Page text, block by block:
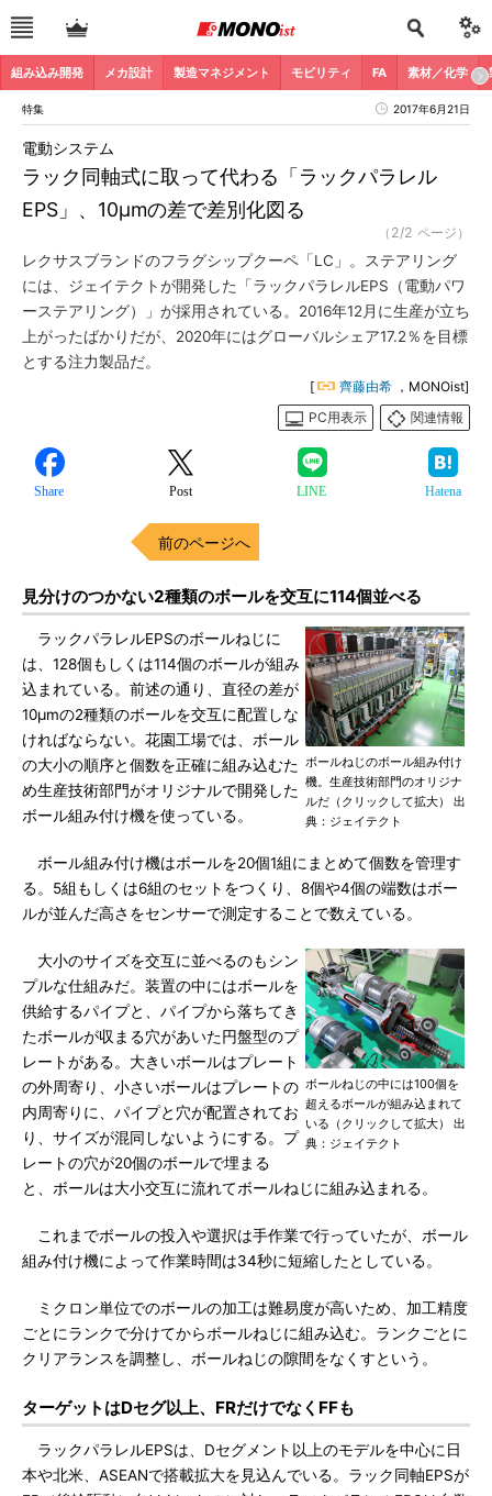
組み込み開発 メカ設計 製造マネジメント モビリティ FA 素材／化学
特集 2017年6月21日
ラック同軸式に取って代わる「ラックパラレル
EPS」、10μmの差で差別化図る
電動システム
（2/2 ページ）
レクサスブランドのフラグシップクーペ「LC」。ステアリング
には、ジェイテクトが開発した「ラックパラレルEPS（電動パワ
ーステアリング）」が採用されている。2016年12月に生産が立ち
上がったばかりだが、2020年にはグローバルシェア17.2％を目標
とする注力製品だ。
[ 齊藤由希 ，MONOist]
PC用表示
関連情報
Share Post LINE Hatena
前のページへ
見分けのつかない2種類のボールを交互に114個並べる
ボールねじのボール組み付け
機。生産技術部門のオリジナ
ルだ（クリックして拡大） 出
典：ジェイテクト
ラックパラレルEPSのボールねじに
は、128個もしくは114個のボールが組み
込まれている。前述の通り、直径の差が
10μmの2種類のボールを交互に配置しな
ければならない。花園工場では、ボール
の大小の順序と個数を正確に組み込むた
め生産技術部門がオリジナルで開発した
ボール組み付け機を使っている。
ボール組み付け機はボールを20個1組にまとめて個数を管理す
る。5組もしくは6組のセットをつくり、8個や4個の端数はボー
ルが並んだ高さをセンサーで測定することで数えている。
ボールねじの中には100個を
超えるボールが組み込まれて
いる（クリックして拡大） 出
典：ジェイテクト
大小のサイズを交互に並べるのもシン
プルな仕組みだ。装置の中にはボールを
供給するパイプと、パイプから落ちてき
たボールが収まる穴があいた円盤型のプ
レートがある。大きいボールはプレート
の外周寄り、小さいボールはプレートの
内周寄りに、パイプと穴が配置されてお
り、サイズが混同しないようにする。プ
レートの穴が20個のボールで埋まる
と、ボールは大小交互に流れてボールねじに組み込まれる。
これまでボールの投入や選択は手作業で行っていたが、ボール
組み付け機によって作業時間は34秒に短縮したとしている。
ミクロン単位でのボールの加工は難易度が高いため、加工精度
ごとにランクで分けてからボールねじに組み込む。ランクごとに
クリアランスを調整し、ボールねじの隙間をなくすという。
ターゲットはDセグ以上、FRだけでなくFFも
ラックパラレルEPSは、Dセグメント以上のモデルを中心に日
本や北米、ASEANで搭載拡大を見込んでいる。ラック同軸EPSが